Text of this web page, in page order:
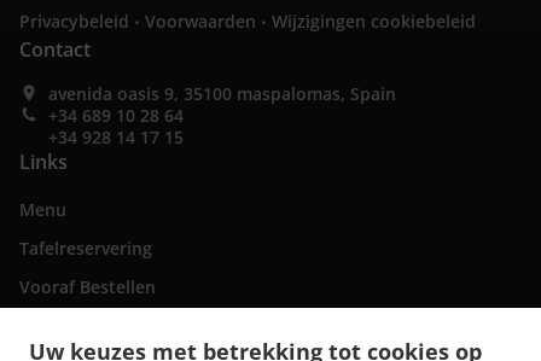
Uw keuzes met betrekking tot cookies op
Privacybeleid . Voorwaarden . Wijzigingen cookiebeleid
Contact
avenida oasis 9, 35100 maspalomas, Spain
+34 689 10 28 64
+34 928 14 17 15
Links
Menu
Tafelreservering
Vooraf Bestellen